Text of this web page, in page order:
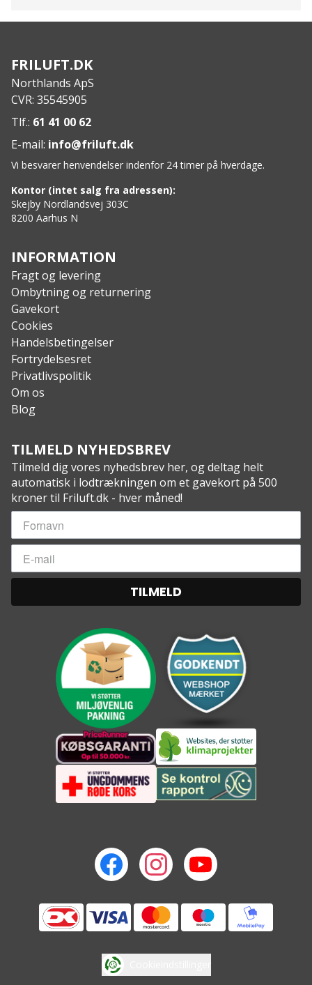
Specs:
Indbygget millimetermåler
FRILUFT.DK
Northlands ApS
CVR: 35545905
Tlf.: 61 41 00 62
E-mail: info@friluft.dk
Vi besvarer henvendelser indenfor 24 timer på hverdage.
Kontor (intet salg fra adressen):
Skejby Nordlandsvej 303C
8200 Aarhus N
INFORMATION
Fragt og levering
Ombytning og returnering
Gavekort
Cookies
Handelsbetingelser
Fortrydelsesret
Privatlivspolitik
Om os
Blog
TILMELD NYHEDSBREV
Tilmeld dig vores nyhedsbrev her, og deltag helt
automatisk i lodtrækningen om et gavekort på 500
kroner til Friluft.dk - hver måned!
TILMELD